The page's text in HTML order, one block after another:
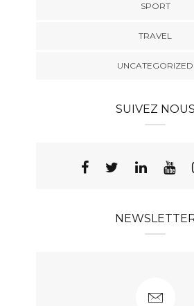
SPORT
TRAVEL
UNCATEGORIZED
SUIVEZ NOUS